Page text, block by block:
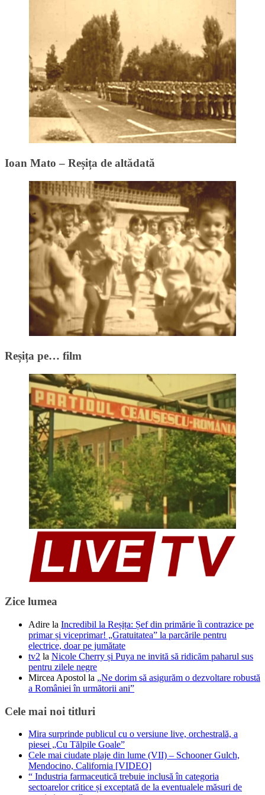
Ioan Mato – Reșița de altădată
Reșița pe… film
Zice lumea
Adire la Incredibil la Reșița: Șef din primărie îi contrazice pe
primar și viceprimar! „Gratuitatea” la parcările pentru
electrice, doar pe jumătate
tv2 la Nicole Cherry și Puya ne invită să ridicăm paharul sus
pentru zilele negre
Mircea Apostol la „Ne dorim să asigurăm o dezvoltare robustă
a României în următorii ani”
Cele mai noi titluri
Mira surprinde publicul cu o versiune live, orchestrală, a
piesei „Cu Tălpile Goale”
Cele mai ciudate plaje din lume (VII) – Schooner Gulch,
Mendocino, California [VIDEO]
“ Industria farmaceutică trebuie inclusă în categoria
sectoarelor critice și exceptată de la eventualele măsuri de